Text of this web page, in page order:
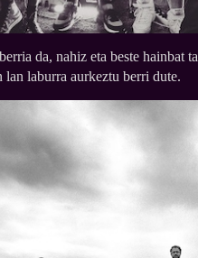
da, nahiz eta beste hainbat
lan laburra aurkeztu berri dute.